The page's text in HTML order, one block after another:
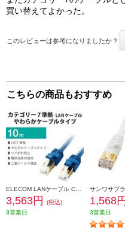
買い替えてよかった。
このレビューは参考になりましたか？
こちらの商品もおすすめ
3,563円
(税込)
3営業日
1,568円
3営業日